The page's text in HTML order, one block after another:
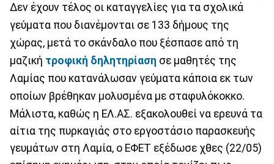
Δεν έχουν τέλος οι καταγγελίες για τα σχολικά
γεύματα που διανέμονται σε 133 δήμους της
χώρας, μετά το σκάνδαλο που ξέσπασε από τη
μαζική τροφική δηλητηρίαση σε μαθητές της
Λαμίας που κατανάλωσαν γεύματα κάποια εκ των
οποίων βρέθηκαν μολυσμένα με σταφυλόκοκκο.
Μάλιστα, καθώς η ΕΛ.ΑΣ. εξακολουθεί να ερευνά τα
αίτια της πυρκαγιάς στο εργοστάσιο παρασκευής
γευμάτων στη Λαμία, ο ΕΦΕΤ εξέδωσε χθες (22/05)